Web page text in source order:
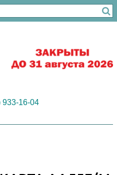
933-16-04